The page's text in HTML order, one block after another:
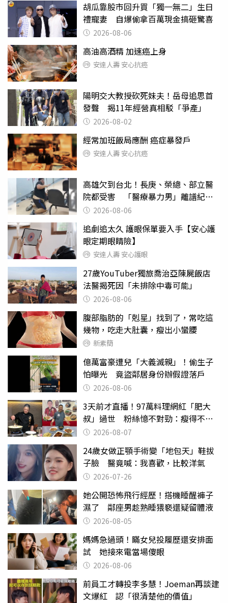
胡瓜靠股市回升買「獨一無二」生日
禮寵妻 自爆偷拿百萬現金搞砸驚喜
2026-08-06
高油高酒精 加速癌上身
安達人壽 安心抗癌
陽明交大教授砍死妹夫！岳母追思首
發聲 揭11年經營真相駁「爭產」
2026-08-02
經常加班飯局應酬 癌症暴發戶
安達人壽 安心抗癌
高雄欠到台北！長庚、榮總、部立醫
院都受害 「醫療暴力男」離譜紀錄
曝光2026-08-06
追劇追太久 護眼保單要入手【安心護
眼定期眼睛險】
安達人壽 安心護眼
27歲YouTuber獨旅喬治亞陳屍飯店
法醫揭死因「未排除中毒可能」
2026-08-06
腹部脂肪的「剋星」找到了，常吃這
幾物，吃走大肚囊，瘦出小蠻腰
新素簡
億萬富豪遭兒「大義滅親」！偷生子
怕曝光 竟盜鄰居身份辦假證落戶
2026-08-06
3天前才直播！97萬料理網紅「肥大
叔」過世 粉絲憶不對勁：瘦得不合
理 2026-08-07
24歲女做正顎手術變「地包天」鞋拔
子臉 醫竟喊：我喜歡，比較洋氣
2026-07-26
她公開恐怖飛行經歷！搭機睡醒褲子
濕了 鄰座男趁熟睡猥褻還疑留體液
2026-08-05
媽媽急過頭！瞞女兒投履歷還安排面
試 她接來電當場傻眼
2026-08-06
前員工才轉投李多慧！Joeman再談建
文爆紅 認「很清楚他的價值」